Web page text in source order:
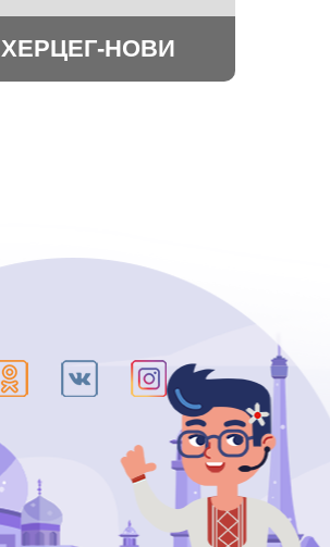
ХЕРЦЕГ-НОВИ